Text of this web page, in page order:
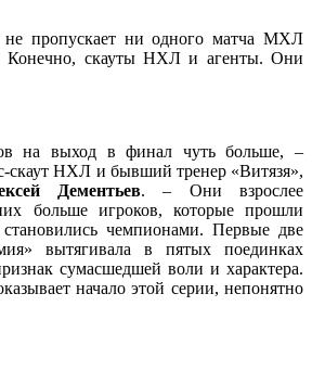
пропускает ни одного матча МХЛ
Конечно, скауты НХЛ и агенты. Они
на выход в финал чуть больше, –
скаут НХЛ и бывший тренер «Витязя»,
Дементьев. – Они взрослее
больше игроков, которые прошли
чемпионами. Первые две
вытягивала в пятых поединках
сума­сшедшей воли и характера.
начало этой серии, непонятно